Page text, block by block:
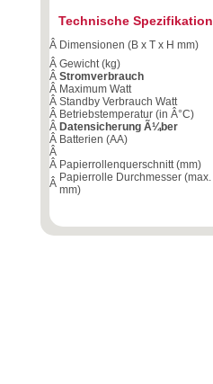
Technische Spezifikation
Â Dimensionen (B x T x H mm)
Â Gewicht (kg)
Â Stromverbrauch
Â Maximum Watt
Â Standby Verbrauch Watt
Â Betriebstemperatur (in Â°C)
Â Datensicherung Ã¼ber
Â Batterien (AA)
Â
Â Papierrollenquerschnitt (mm)
Â Papierrolle Durchmesser (max.
mm)